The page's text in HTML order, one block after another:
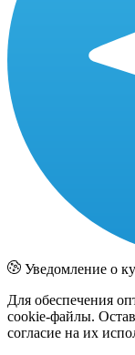
Уведомление о
Для обеспечения
cookie-файлы.
согласие на их